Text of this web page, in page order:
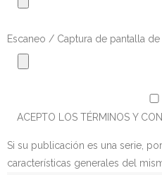
Escaneo / Captura de pantalla
ACEPTO LOS TÉRMINOS Y
Si su publicación es una serie,
características generales del